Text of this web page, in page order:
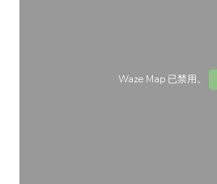
Waze Map 已禁用。